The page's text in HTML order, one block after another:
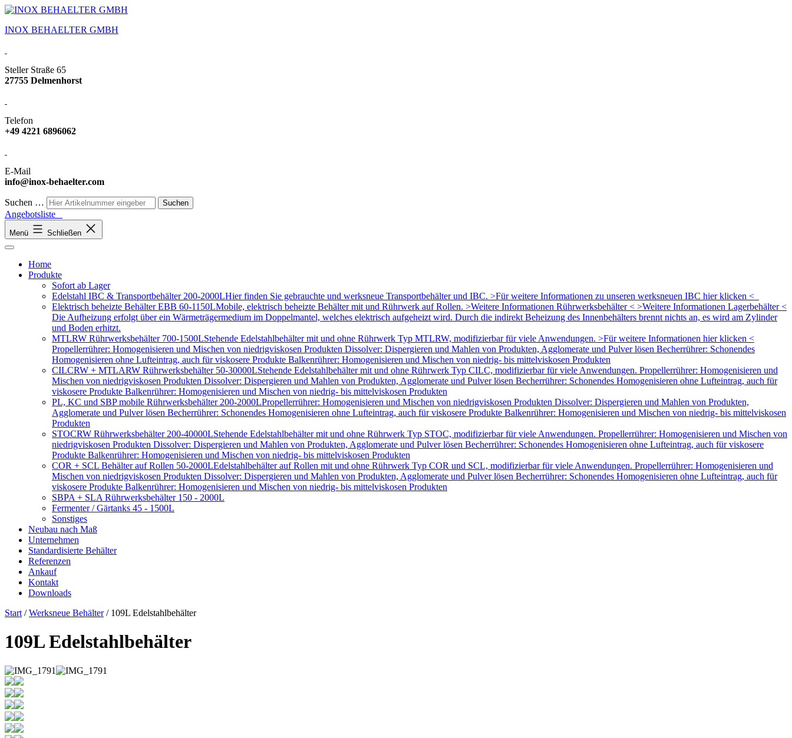
INOX BEHAELTER GMBH
Steller Straße 65
27755 Delmenhorst
Telefon
+49 4221 6896062
E-Mail
info@inox-behaelter.com
Suchen …
Angebotsliste
Menü Schließen
Home
Produkte
Sofort ab Lager
Edelstahl IBC & Transportbehälter 200-2000LHier finden Sie gebrauchte und werksneue Transportbehälter und IBC. >Für weitere Informationen zu unseren werksneuen IBC hier klicken <
Elektrisch beheizte Behälter EBB 60-1150LMobile, elektrisch beheizte Behälter mit und Rührwerk auf Rollen. >Weitere Informationen Rührwerksbehälter < >Weitere Informationen Lagerbehälter <
Die Aufheizung erfolgt über ein Wärmeträgermedium im Doppelmantel, welches elektrisch aufgeheizt wird. Durch die indirekt Beheizung des Innenbehälters brennt nichts an, es wird am Zylinder
und Boden erhitzt.
MTLRW Rührwerksbehälter 700-1500LStehende Edelstahlbehälter mit und ohne Rührwerk Typ MTLRW, modifizierbar für viele Anwendungen. >Für weitere Informationen hier klicken <
Propellerrührer: Homogenisieren und Mischen von niedrigviskosen Produkten Dissolver: Dispergieren und Mahlen von Produkten, Agglomerate und Pulver lösen Becherrührer: Schonendes
Homogenisieren ohne Lufteintrag, auch für viskosere Produkte Balkenrührer: Homogenisieren und Mischen von niedrig- bis mittelviskosen Produkten
CILCRW + MTLARW Rührwerksbehälter 50-30000LStehende Edelstahlbehälter mit und ohne Rührwerk Typ CILC, modifizierbar für viele Anwendungen. Propellerrührer: Homogenisieren und
Mischen von niedrigviskosen Produkten Dissolver: Dispergieren und Mahlen von Produkten, Agglomerate und Pulver lösen Becherrührer: Schonendes Homogenisieren ohne Lufteintrag, auch für
viskosere Produkte Balkenrührer: Homogenisieren und Mischen von niedrig- bis mittelviskosen Produkten
PL, KC und SBP mobile Rührwerksbehälter 200-2000LPropellerrührer: Homogenisieren und Mischen von niedrigviskosen Produkten Dissolver: Dispergieren und Mahlen von Produkten,
Agglomerate und Pulver lösen Becherrührer: Schonendes Homogenisieren ohne Lufteintrag, auch für viskosere Produkte Balkenrührer: Homogenisieren und Mischen von niedrig- bis mittelviskosen
Produkten
STOCRW Rührwerksbehälter 200-40000LStehende Edelstahlbehälter mit und ohne Rührwerk Typ STOC, modifizierbar für viele Anwendungen. Propellerrührer: Homogenisieren und Mischen von
niedrigviskosen Produkten Dissolver: Dispergieren und Mahlen von Produkten, Agglomerate und Pulver lösen Becherrührer: Schonendes Homogenisieren ohne Lufteintrag, auch für viskosere
Produkte Balkenrührer: Homogenisieren und Mischen von niedrig- bis mittelviskosen Produkten
COR + SCL Behälter auf Rollen 50-2000LEdelstahlbehälter auf Rollen mit und ohne Rührwerk Typ COR und SCL, modifizierbar für viele Anwendungen. Propellerrührer: Homogenisieren und
Mischen von niedrigviskosen Produkten Dissolver: Dispergieren und Mahlen von Produkten, Agglomerate und Pulver lösen Becherrührer: Schonendes Homogenisieren ohne Lufteintrag, auch für
viskosere Produkte Balkenrührer: Homogenisieren und Mischen von niedrig- bis mittelviskosen Produkten
SBPA + SLA Rührwerksbehälter 150 - 2000L
Fermenter / Gärtanks 45 - 1500L
Sonstiges
Neubau nach Maß
Unternehmen
Standardisierte Behälter
Referenzen
Ankauf
Kontakt
Downloads
Start /Werksneue Behälter/ 109L Edelstahlbehälter
109L Edelstahlbehälter